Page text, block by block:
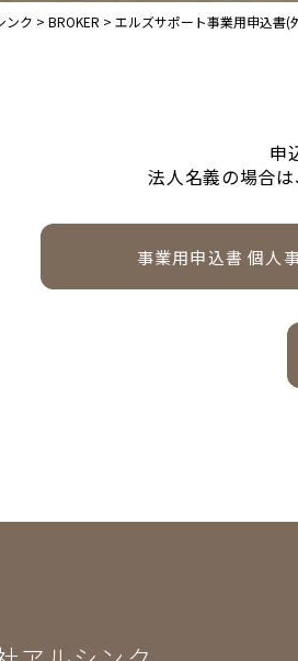
ンク > BROKER > エルズサポート事業用申込書(
申
法人名義の場合
事業用申込書 個人
ダウンロード